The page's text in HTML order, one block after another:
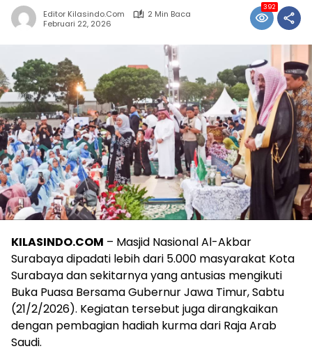
Editor Kilasindo.com
2 Min Baca
Februari 22, 2026
392
KILASINDO.COM – Masjid Nasional Al-Akbar
Surabaya dipadati lebih dari 5.000 masyarakat Kota
Surabaya dan sekitarnya yang antusias mengikuti
Buka Puasa Bersama Gubernur Jawa Timur, Sabtu
(21/2/2026). Kegiatan tersebut juga dirangkaikan
dengan pembagian hadiah kurma dari Raja Arab
Saudi.